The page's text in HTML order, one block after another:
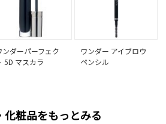
ンダーパーフェク
5D マスカラ
ワンダー アイブロウ
ペンシル
化粧品をもっとみる